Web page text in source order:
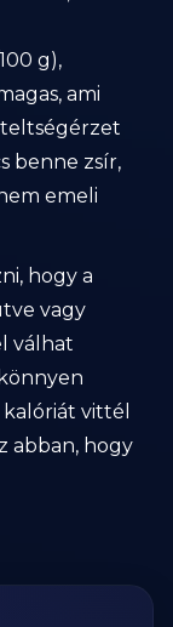
g),
ami
teltségérzet
benne zsír,
emeli
hogy a
vagy
válhat
vittél
abban, hogy